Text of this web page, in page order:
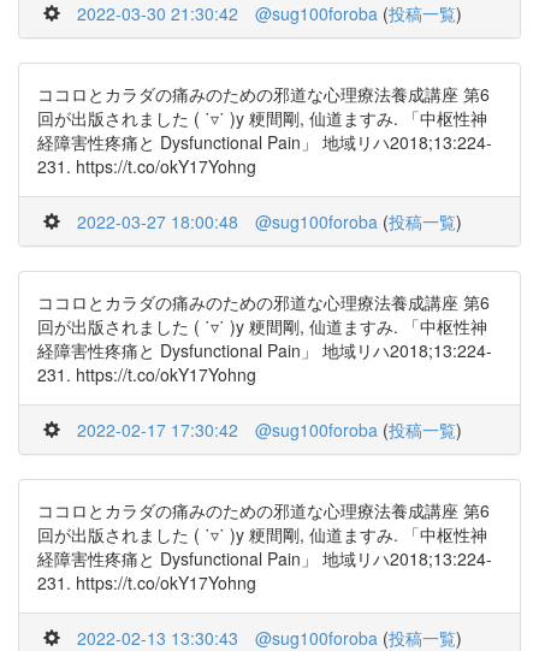
2022-03-30 21:30:42 @sug100foroba (投稿一覧)
ココロとカラダの痛みのための邪道な心理療法養成講座 第6
回が出版されました ( ˙▿˙ )y 粳間剛, 仙道ますみ. 「中枢性神
経障害性疼痛と Dysfunctional Pain」 地域リハ2018;13:224-
231. https://t.co/okY17Yohng
2022-03-27 18:00:48 @sug100foroba (投稿一覧)
ココロとカラダの痛みのための邪道な心理療法養成講座 第6
回が出版されました ( ˙▿˙ )y 粳間剛, 仙道ますみ. 「中枢性神
経障害性疼痛と Dysfunctional Pain」 地域リハ2018;13:224-
231. https://t.co/okY17Yohng
2022-02-17 17:30:42 @sug100foroba (投稿一覧)
ココロとカラダの痛みのための邪道な心理療法養成講座 第6
回が出版されました ( ˙▿˙ )y 粳間剛, 仙道ますみ. 「中枢性神
経障害性疼痛と Dysfunctional Pain」 地域リハ2018;13:224-
231. https://t.co/okY17Yohng
2022-02-13 13:30:43 @sug100foroba (投稿一覧)